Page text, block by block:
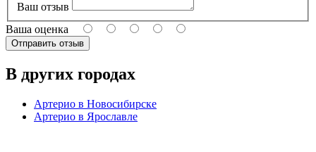
Ваш отзыв
Ваша оценка
В других городах
Артерио в Новосибирске
Артерио в Ярославле